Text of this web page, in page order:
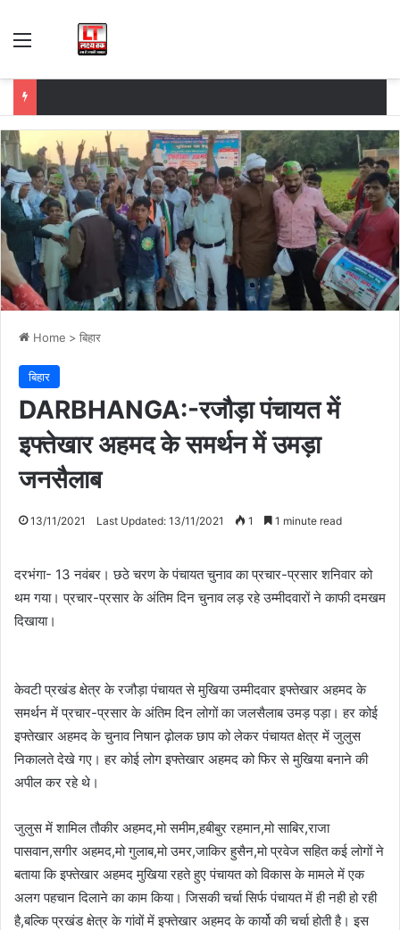
Menu
Home > बिहार
बिहार
DARBHANGA:-रजौड़ा पंचायत में
इफ्तेखार अहमद के समर्थन में उमड़ा
जनसैलाब
13/11/2021 Last Updated: 13/11/2021 1 1 minute read
दरभंगा- 13 नवंबर। छठे चरण के पंचायत चुनाव का प्रचार-प्रसार शनिवार को
थम गया। प्रचार-प्रसार के अंतिम दिन चुनाव लड़ रहे उम्मीदवारों ने काफी दमखम
दिखाया।
केवटी प्रखंड क्षेत्र के रजौड़ा पंचायत से मुखिया उम्मीदवार इफ्तेखार अहमद के
समर्थन में प्रचार-प्रसार के अंतिम दिन लोगों का जलसैलाब उमड़ पड़ा। हर कोई
इफ्तेखार अहमद के चुनाव निषान ढ़ोलक छाप को लेकर पंचायत क्षेत्र में जुलुस
निकालते देखे गए। हर कोई लोग इफ्तेखार अहमद को फिर से मुखिया बनाने की
अपील कर रहे थे।
जुलुस में शामिल तौकीर अहमद,मो समीम,हबीबुर रहमान,मो साबिर,राजा
पासवान,सगीर अहमद,मो गुलाब,मो उमर,जाकिर हुसैन,मो प्रवेज सहित कई लोगों ने
बताया कि इफ्तेखार अहमद मुखिया रहते हुए पंचायत को विकास के मामले में एक
अलग पहचान दिलाने का काम किया। जिसकी चर्चा सिर्फ पंचायत में ही नही हो रही
है,बल्कि प्रखंड क्षेत्र के गांवों में इफ्तेखार अहमद के कार्यो की चर्चा होती है। इस